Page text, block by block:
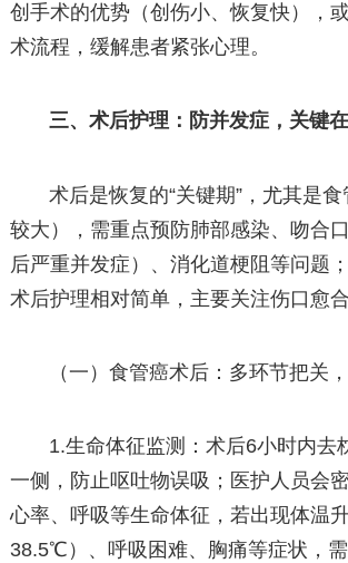
创手术的优势（创伤小、恢复快），
术流程，缓解患者紧张心理。
三、术后护理：防并发症，关键
术后是恢复的“关键期”，尤其是
较大），需重点预防肺部感染、吻合
后严重并发症）、消化道梗阻等问题
术后护理相对简单，主要关注伤口愈
（一）食管癌术后：多环节把关
1.生命体征监测：术后6小时内去
一侧，防止呕吐物误吸；医护人员会
心率、呼吸等生命体征，若出现体温
38.5℃）、呼吸困难、胸痛等症状，需